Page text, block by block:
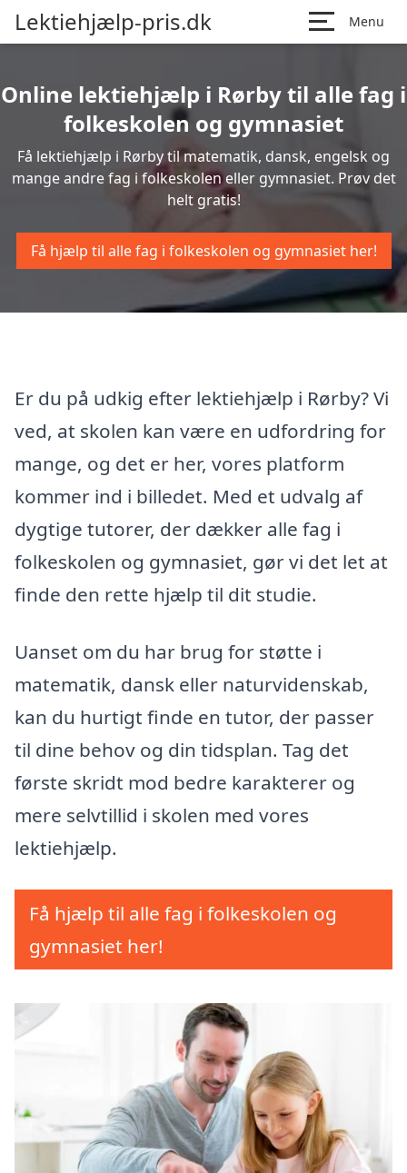
Lektiehjælp-pris.dk Menu
Online lektiehjælp i Rørby til alle fag i
folkeskolen og gymnasiet
Få lektiehjælp i Rørby til matematik, dansk, engelsk og
mange andre fag i folkeskolen eller gymnasiet. Prøv det
helt gratis!
Få hjælp til alle fag i folkeskolen og gymnasiet her!
Er du på udkig efter lektiehjælp i Rørby? Vi
ved, at skolen kan være en udfordring for
mange, og det er her, vores platform
kommer ind i billedet. Med et udvalg af
dygtige tutorer, der dækker alle fag i
folkeskolen og gymnasiet, gør vi det let at
finde den rette hjælp til dit studie.
Uanset om du har brug for støtte i
matematik, dansk eller naturvidenskab,
kan du hurtigt finde en tutor, der passer
til dine behov og din tidsplan. Tag det
første skridt mod bedre karakterer og
mere selvtillid i skolen med vores
lektiehjælp.
Få hjælp til alle fag i folkeskolen og
gymnasiet her!